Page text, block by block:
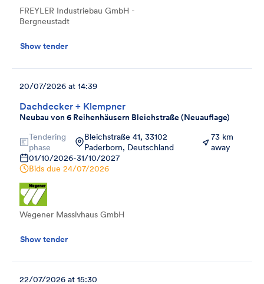
FREYLER Industriebau GmbH -
Bergneustadt
Show tender
Dachdecker + Klempner
Neubau von 6 Reihenhäusern Bleichstraße (Neuauflage)
20/07/2026 at 14:39
Tendering
phase
Bleichstraße 41, 33102
Paderborn, Deutschland
73 km
away
01/10/2026-31/10/2027
Bids due 24/07/2026
Wegener Massivhaus GmbH
Show tender
22/07/2026 at 15:30